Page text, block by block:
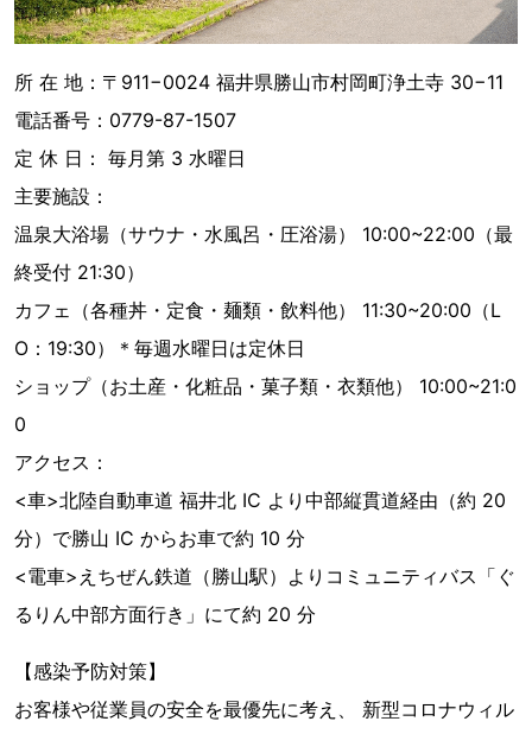
所 在 地：〒911−0024 福井県勝山市村岡町浄土寺 30−11
電話番号：0779-87-1507
定 休 日： 毎月第 3 水曜日
主要施設：
温泉⼤浴場（サウナ・水風呂・圧浴湯） 10:00~22:00（最
終受付 21:30）
カフェ（各種丼・定食・麺類・飲料他） 11:30~20:00（L
O：19:30）＊毎週水曜日は定休日
ショップ（お土産・化粧品・菓子類・衣類他） 10:00~21:0
0
アクセス：
<車>北陸⾃動車道 福井北 IC より中部縦貫道経由（約 20
分）で勝山 IC からお車で約 10 分
<電車>えちぜん鉄道（勝山駅）よりコミュニティバス「ぐ
るりん中部方面行き」にて約 20 分
【感染予防対策】
お客様や従業員の安全を最優先に考え、 新型コロナウィル